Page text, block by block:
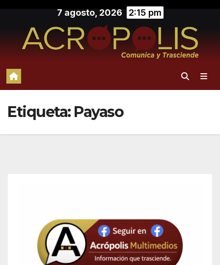
contenido
7 agosto, 2026 2:15 pm
Etiqueta: Payaso